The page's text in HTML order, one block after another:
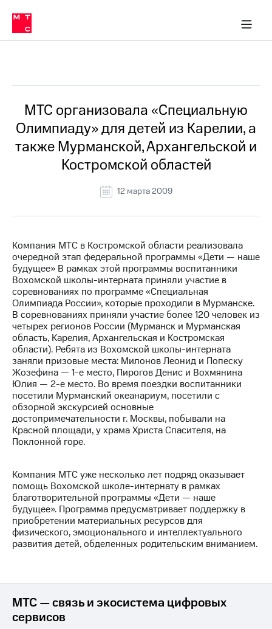
Медиа-центр
и акционерам
Устойчивое развитие
Комплаенс и деловая этика
компании
Карьера
История
компании
Руководство
региона
информация
Медиа-центр
Пресс-
релизы
МТС
о технологиях
Достижения
Интервью
Финансовая
отчетность
Контакты
Пригласить
спикера
Корпоративное
управление
Корпоративный
секретарь
Раскрытие
информации
Документы
"МТС"
Собрания
в МТС
Пресс-
релизы
МТС
о технологиях
МТС организовала «Специальную
Олимпиаду» для детей из Карелии, а
также Мурманской, Архангельской и
Костромской областей
12 марта 2009
Компания МТС в Костромской области реализовала
очередной этап федеральной программы «Дети — наше
будущее» В рамках этой программы воспитанники
Вохомской школы-интерната приняли участие в
соревнованиях по программе «Специальная
Олимпиада России», которые проходили в Мурманске.
В соревнованиях приняли участие более 120 человек из
четырех регионов России (Мурманск и Мурманская
область, Карелия, Архангельская и Костромская
области). Ребята из Вохомской школы-интерната
заняли призовые места: Милонов Леонид и Попеску
Жозефина — 1-е место, Пирогов Денис и Вохмянина
Юлия — 2-е место. Во время поездки воспитанники
посетили Мурманский океанариум, посетили с
обзорной экскурсией основные
достопримечательности г. Москвы, побывали на
Красной площади, у храма Христа Спасителя, на
Поклонной горе.
Компания МТС уже несколько лет подряд оказывает
помощь Вохомской школе-интернату в рамках
благотворительной программы «Дети — наше
будущее». Программа предусматривает поддержку в
приобретении материальных ресурсов для
физического, эмоционального и интеллектуального
развития детей, обделенных родительским вниманием.
МТС — связь и экосистема цифровых
сервисов